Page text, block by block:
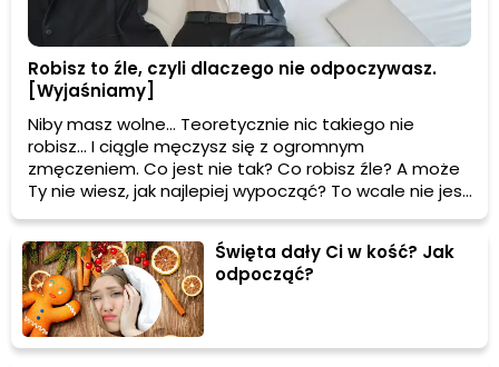
Robisz to źle, czyli dlaczego nie odpoczywasz.
[Wyjaśniamy]
Niby masz wolne... Teoretycznie nic takiego nie
robisz... I ciągle męczysz się z ogromnym
zmęczeniem. Co jest nie tak? Co robisz źle? A może
Ty nie wiesz, jak najlepiej wypocząć? To wcale nie jest
takie proste
Święta dały Ci w kość? Jak
odpocząć?